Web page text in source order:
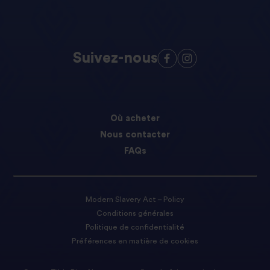
Suivez-nous
Où acheter
Nous contacter
FAQs
Modern Slavery Act – Policy
Conditions générales
Politique de confidentialité
Préférences en matière de cookies